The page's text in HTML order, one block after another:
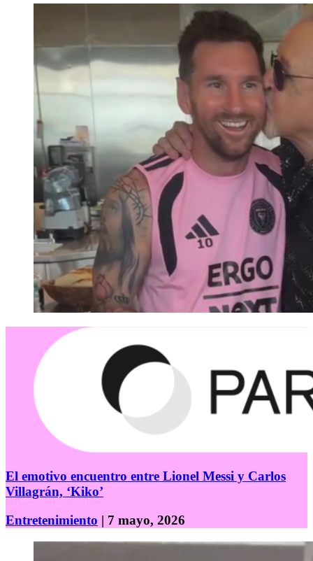
El emotivo encuentro entre Lionel Messi y Carlos
Villagrán, ‘Kiko’
Entretenimiento | 7 mayo, 2026